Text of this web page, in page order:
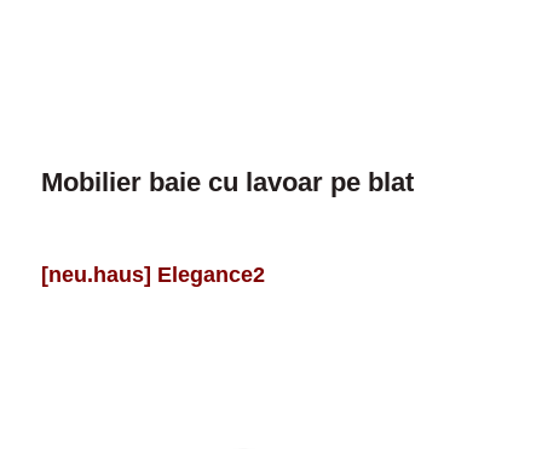
Mobilier baie cu lavoar pe blat
[neu.haus] Elegance2